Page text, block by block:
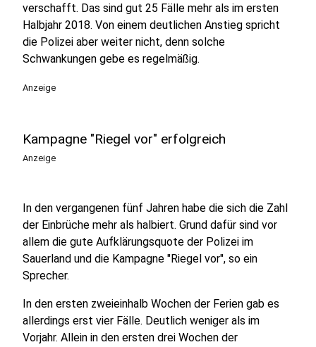
verschafft. Das sind gut 25 Fälle mehr als im ersten
Halbjahr 2018. Von einem deutlichen Anstieg spricht
die Polizei aber weiter nicht, denn solche
Schwankungen gebe es regelmäßig.
Anzeige
Kampagne "Riegel vor" erfolgreich
Anzeige
In den vergangenen fünf Jahren habe die sich die Zahl
der Einbrüche mehr als halbiert. Grund dafür sind vor
allem die gute Aufklärungsquote der Polizei im
Sauerland und die Kampagne "Riegel vor", so ein
Sprecher.
In den ersten zweieinhalb Wochen der Ferien gab es
allerdings erst vier Fälle. Deutlich weniger als im
Vorjahr. Allein in den ersten drei Wochen der